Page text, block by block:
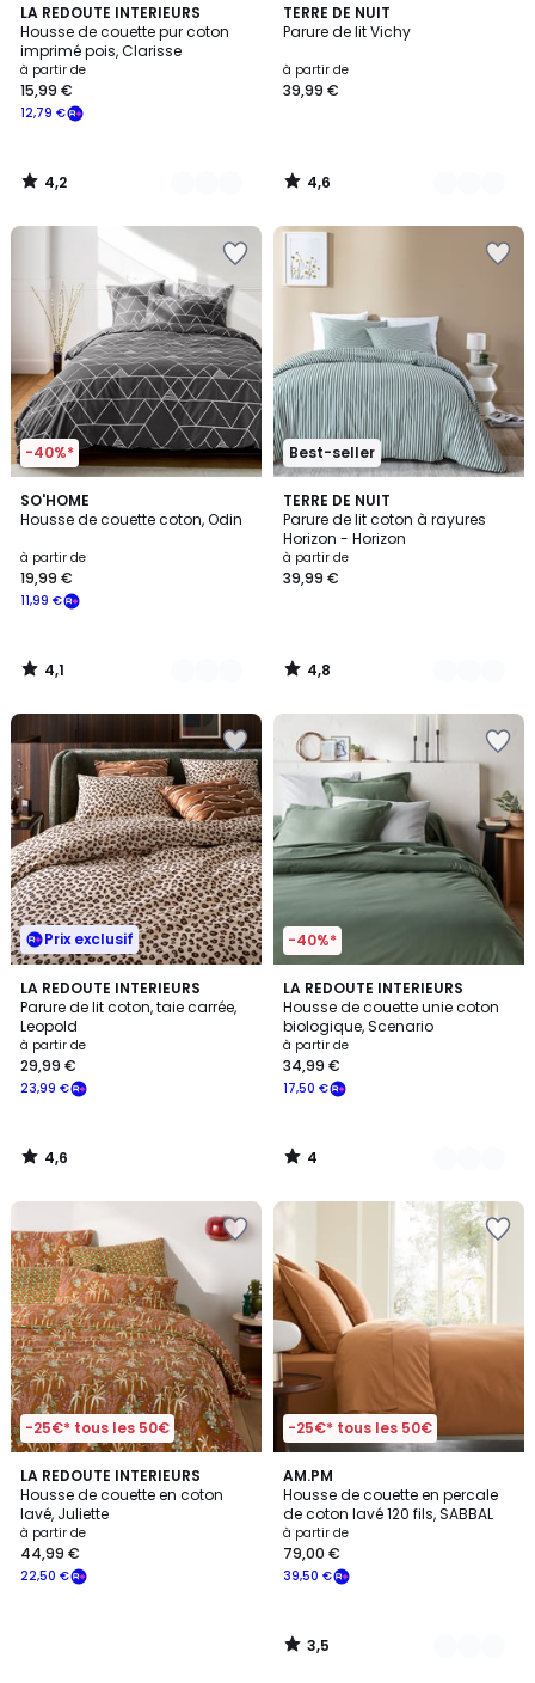
LA REDOUTE INTERIEURS
Housse de couette pur coton
imprimé pois, Clarisse
à partir de
12,79 €
15,99 €
4,2
/ 5
5
Couleurs
4,2
/
TERRE DE NUIT
Parure de lit Vichy
à partir de
39,99 €
4,6
/ 5
9
Couleurs
4,6
/
-40%*
SO'HOME
Housse de couette coton, Odin
à partir de
11,99 €
19,99 €
4,1
/ 5
2
Couleurs
4,1
/
Best-seller
TERRE DE NUIT
Parure de lit coton à rayures
Horizon - Horizon
à partir de
39,99 €
4,8
/ 5
6
Couleurs
4,8
/
Prix exclusif
LA REDOUTE INTERIEURS
Parure de lit coton, taie carrée,
Leopold
à partir de
23,99 €
29,99 €
4,6
/ 5
4,6
/
-40%*
LA REDOUTE INTERIEURS
Housse de couette unie coton
biologique, Scenario
à partir de
17,50 €
34,99 €
4
/
5
9
Couleurs
4
/
-25€* tous les 50€
LA REDOUTE INTERIEURS
Housse de couette en coton
lavé, Juliette
à partir de
22,50 €
44,99 €
-25€* tous les 50€
AM.PM
Housse de couette en percale
de coton lavé 120 fils, SABBAL
à partir de
39,50 €
79,00 €
3,5
/ 5
2
Couleurs
3,5
/